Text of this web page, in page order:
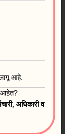
आहे.
आहेत?
अधिकारी व